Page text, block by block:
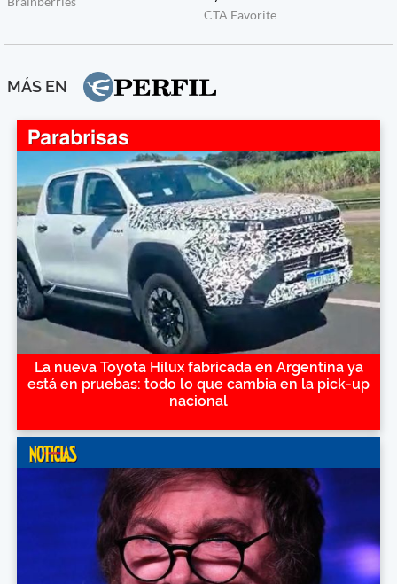
MÁS EN
La nueva Toyota Hilux fabricada en Argentina ya
está en pruebas: todo lo que cambia en la pick-up
nacional